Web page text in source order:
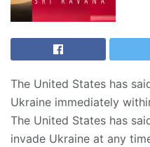
The United States has
Ukraine immediately
The United States has
invade Ukraine at any